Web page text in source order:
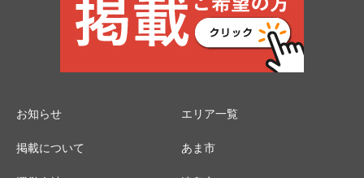
お知らせ
掲載について
エリア一覧
あま市